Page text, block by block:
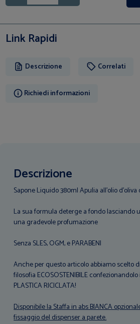
Link Rapidi
Descrizione Correlati
Richiedi informazioni
Descrizione
Sapone Liquido 380ml Apulia all'olio d'oliva
La sua formula deterge a fondo lasciando
una gradevole profumazione
Senza SLES, OGM, e PARABENI
Anche per questo articolo abbiamo scelto
filosofia ECOSOSTENIBILE
PLASTICA RICICLATA!
Disponibile la Staffa in abs BIANCA
fissaggio del dispenser a parete.